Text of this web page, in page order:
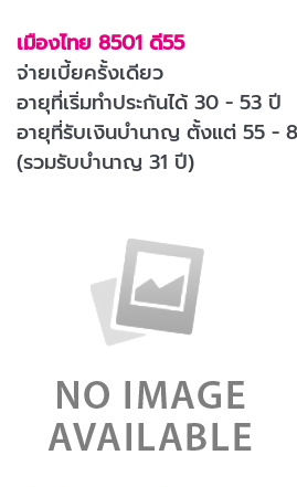
เมืองไทย 8501 ดี55
จ่ายเบี้ยครั้งเดียว
อายุที่เริ่มทำประกันได้ 30 - 53 ปี
อายุที่รับเงินบำนาญ ตั้งแต่ 55 -
(รวมรับบำนาญ 31 ปี)